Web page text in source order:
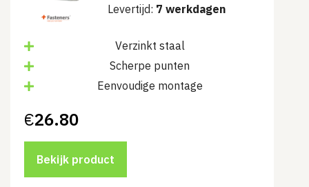
Levertijd: 7 werkdagen
Verzinkt staal
Scherpe punten
Eenvoudige montage
€26.80
Bekijk product